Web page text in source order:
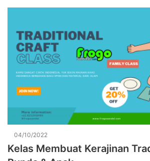
04/10/2022
Kelas Membuat Kerajinan